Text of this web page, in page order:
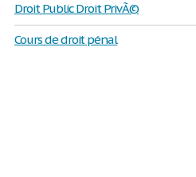
Droit Public Droit PrivÃ©
Cours de droit pénal